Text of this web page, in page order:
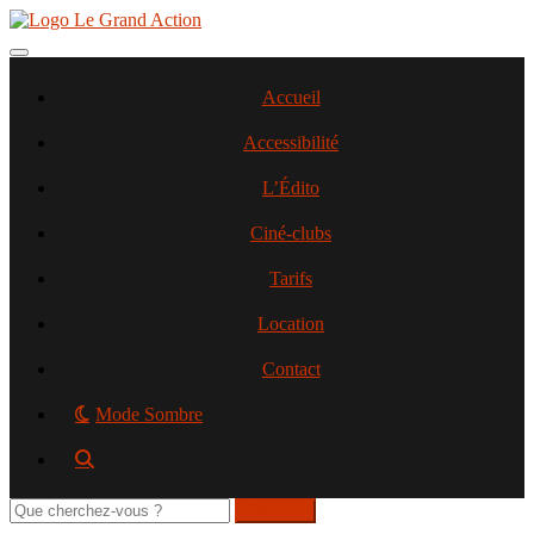
Aller
contenu
Toggle navigation
Accueil
Accessibilité
L’Édito
Ciné-clubs
Tarifs
Location
Contact
Mode Sombre
Rechercher
sur